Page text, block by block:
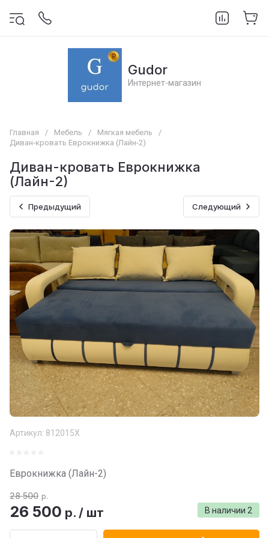
Gudor
Интернет-магазин
Главная / Мебель / Мягкая мебель
/
Диван-кровать Еврокнижка (Лайн-2)
Диван-кровать Еврокнижка
(Лайн-2)
Предыдущий Следующий
Артикул: 812015Х
Еврокнижка (Лайн-2)
В наличии 2
28 500 р.
26 500 р. / шт